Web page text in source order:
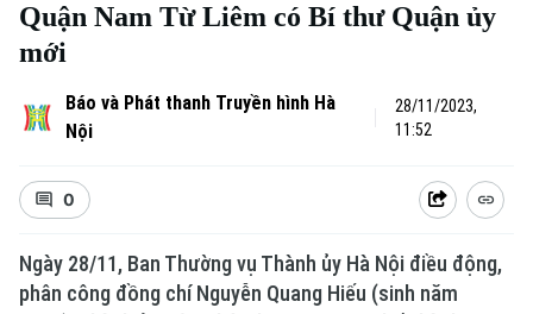
Quận Nam Từ Liêm có Bí thư Quận ủy
mới
Báo và Phát thanh Truyền hình Hà
Nội
28/11/2023,
11:52
0
Ngày 28/11, Ban Thường vụ Thành ủy Hà Nội điều động,
phân công đồng chí Nguyễn Quang Hiếu (sinh năm